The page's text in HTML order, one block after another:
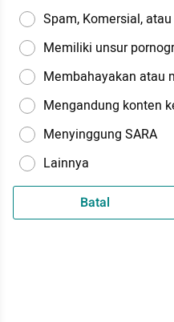
Spam, Komersial,
Memiliki unsur
Membahayakan atau
Mengandung konten
Menyinggung SARA
Lainnya
Batal